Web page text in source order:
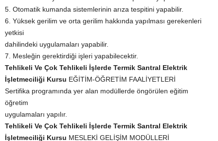
5. Otomatik kumanda sistemlerinin arıza tespitini yapabilir.
6. Yüksek gerilim ve orta gerilim hakkında yapılması gerekenleri
yetkisi
dahilindeki uygulamaları yapabilir.
7. Mesleğin gerektirdiği işleri yapabilecektir.
Tehlikeli Ve Çok Tehlikeli İşlerde Termik Santral Elektrik
İşletmeciliği Kursu EĞİTİM-ÖĞRETİM FAALİYETLERİ
Sertifika programında yer alan modüllerde öngörülen eğitim
öğretim
uygulamaları yapılır.
Tehlikeli Ve Çok Tehlikeli İşlerde Termik Santral Elektrik
İşletmeciliği Kursu MESLEKİ GELİŞİM MODÜLLERİ